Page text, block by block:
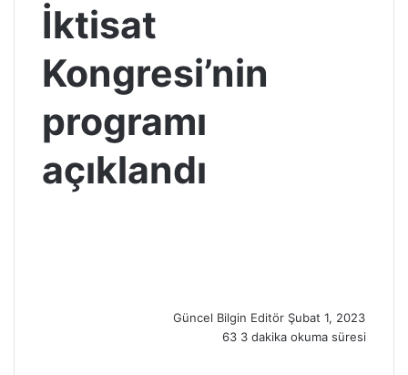
İktisat
Kongresi’nin
programı
açıklandı
Güncel Bilgin Editör e
m
Şubat 1, 2023
63 3 dakika okuma süresi